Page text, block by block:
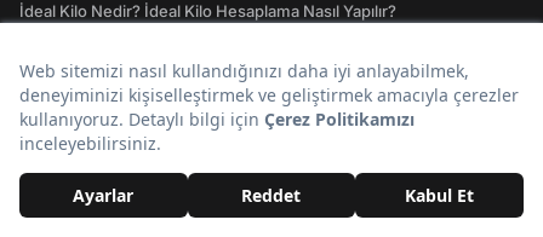
İdeal Kilo Nedir? İdeal Kilo Hesaplama Nasıl Yapılır?
Çalışamayanlar Toplanın!
Instagram Giriş Nasıl Yapılır? Instagram'a Giriş İşlemleri Rehberi
41 Ülkenin Bayrakları ve Ülke Bayraklarının Anlamları
GTA San Andreas Hileleri! Oynamaya Doyamayanlar İçin Güncel San
Andreas Şifreleri